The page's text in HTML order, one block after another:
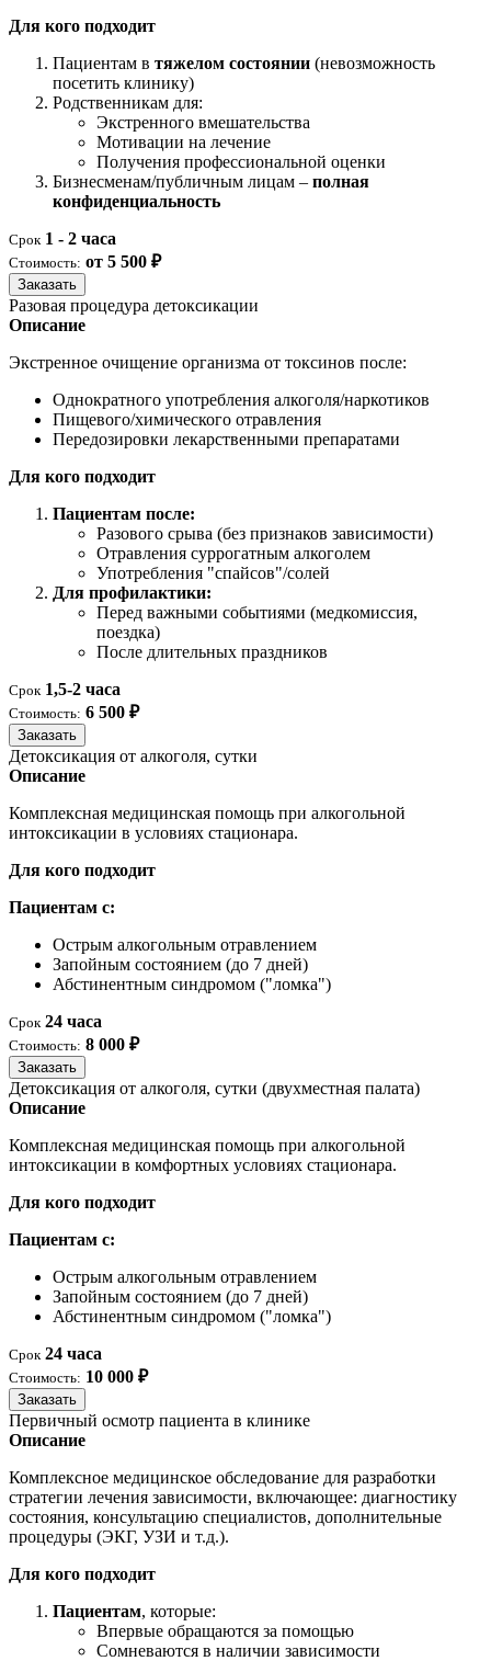
Для кого подходит
Пациентам в тяжелом состоянии (невозможность
посетить клинику)
Родственникам для:
Экстренного вмешательства
Мотивации на лечение
Получения профессиональной оценки
Бизнесменам/публичным лицам – полная
конфиденциальность
Срок 1 - 2 часа
Стоимость: от 5 500 ₽
Заказать
Разовая процедура детоксикации
Описание
Экстренное очищение организма от токсинов после:
Однократного употребления алкоголя/наркотиков
Пищевого/химического отравления
Передозировки лекарственными препаратами
Для кого подходит
Пациентам после:
Разового срыва (без признаков зависимости)
Отравления суррогатным алкоголем
Употребления "спайсов"/солей
Для профилактики:
Перед важными событиями (медкомиссия,
поездка)
После длительных праздников
Срок 1,5-2 часа
Стоимость: 6 500 ₽
Заказать
Детоксикация от алкоголя, сутки
Описание
Комплексная медицинская помощь при алкогольной
интоксикации в условиях стационара.
Для кого подходит
Пациентам с:
Острым алкогольным отравлением
Запойным состоянием (до 7 дней)
Абстинентным синдромом ("ломка")
Срок 24 часа
Стоимость: 8 000 ₽
Заказать
Детоксикация от алкоголя, сутки (двухместная палата)
Описание
Комплексная медицинская помощь при алкогольной
интоксикации в комфортных условиях стационара.
Для кого подходит
Пациентам с:
Острым алкогольным отравлением
Запойным состоянием (до 7 дней)
Абстинентным синдромом ("ломка")
Срок 24 часа
Стоимость: 10 000 ₽
Заказать
Первичный осмотр пациента в клинике
Описание
Комплексное медицинское обследование для разработки
стратегии лечения зависимости, включающее: диагностику
состояния, консультацию специалистов, дополнительные
процедуры (ЭКГ, УЗИ и т.д.).
Для кого подходит
Пациентам, которые:
Впервые обращаются за помощью
Сомневаются в наличии зависимости